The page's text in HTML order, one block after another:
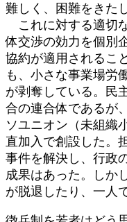
難しく、困難をきた
これに対する適切
体交渉の効力を個別
協約が適用されるこ
も、小さな事業場労
が剥奪している。民
合の連合体であるが
ソユニオン（未組織
直加入で創設した。
事件を解決し、行政
成果はあった。しか
が脱退したり、一人